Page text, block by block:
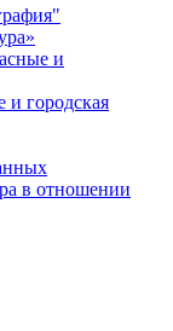
и
и городская
в отношении